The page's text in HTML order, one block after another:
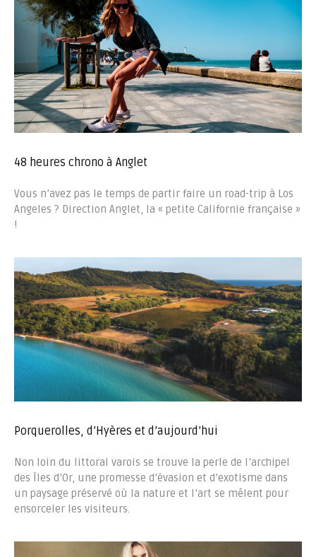
48 heures chrono à Anglet
Vous n’avez pas le temps de partir faire un road-trip à Los
Angeles ? Direction Anglet, la « petite Californie française »
!
Porquerolles, d’Hyères et d’aujourd’hui
Non loin du littoral varois se trouve la perle de l’archipel
des Îles d’Or, une promesse d’évasion et d’exotisme dans
un paysage préservé où la nature et l’art se mêlent pour
ensorceler les visiteurs.